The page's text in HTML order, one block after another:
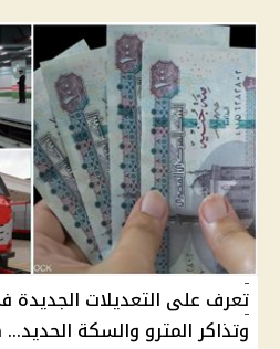
تعرف على التعديلات الجديدة
وتذاكر المترو والسكة الحديد… هتركب 39